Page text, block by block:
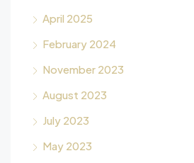
April 2025
February 2024
November 2023
August 2023
July 2023
May 2023